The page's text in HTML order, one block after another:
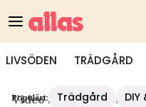
LIVSÖDEN TRÄDGÅRD
Populärt: Trädgård
Video Start/Hushåll/